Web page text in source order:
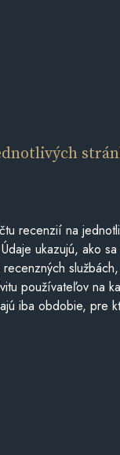
recenzií na
ukazujú, ako
používateľov na
iba obdobie, pre